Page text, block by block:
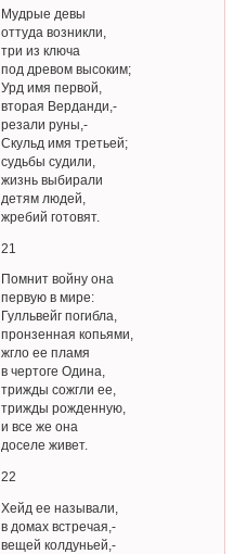
Мудрые девы
оттуда возникли,
три из ключа
под древом высоким;
Урд имя первой,
вторая Верданди,-
резали руны,-
Скульд имя третьей;
судьбы судили,
жизнь выбирали
детям людей,
жребий готовят.
21
Помнит войну она
первую в мире:
Гулльвейг погибла,
пронзенная копьями,
жгло ее пламя
в чертоге Одина,
трижды сожгли ее,
трижды рожденную,
и все же она
доселе живет.
22
Хейд ее называли,
в домах встречая,-
вещей колдуньей,-